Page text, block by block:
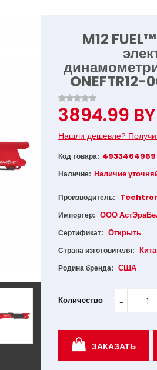
M12
3894.99
Нашли дешевле?
Код товара: 4933464969
Наличие: Наличие
Производитель:
Импортер: ООО
Сертификат: Открыть
Страна изготовителя:
Родина бренда: США
Количество
ЗАКАЗАТЬ